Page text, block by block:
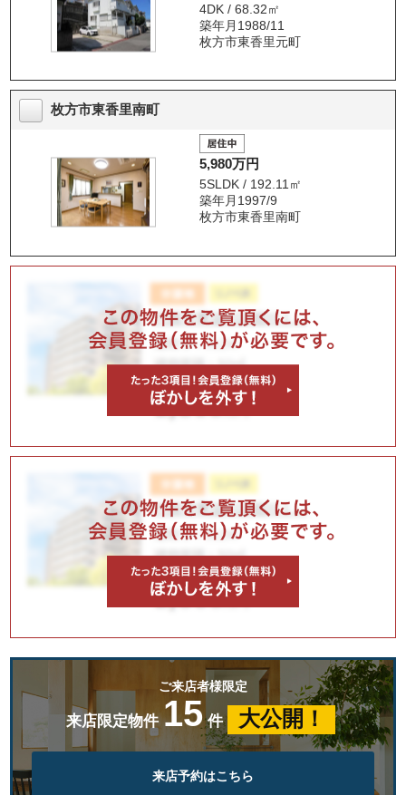
4DK / 68.32㎡
築年月1988/11
枚方市東香里元町
枚方市東香里南町
5,980万円
5SLDK / 192.11㎡
築年月1997/9
枚方市東香里南町
ご来店者様限定
来店限定物件 15 件 大公開！
来店予約はこちら